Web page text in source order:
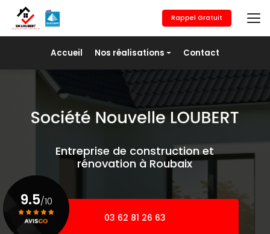
contenu
principal
Accueil Nos réalisations
Maçonnerie générale
Revêtement de sols
Placo/Isolation
Pose de fer
Contact
Rappel Gratuit
Entreprise de construction et
rénovation à Roubaix
03 62 81 26 63
9.5/10